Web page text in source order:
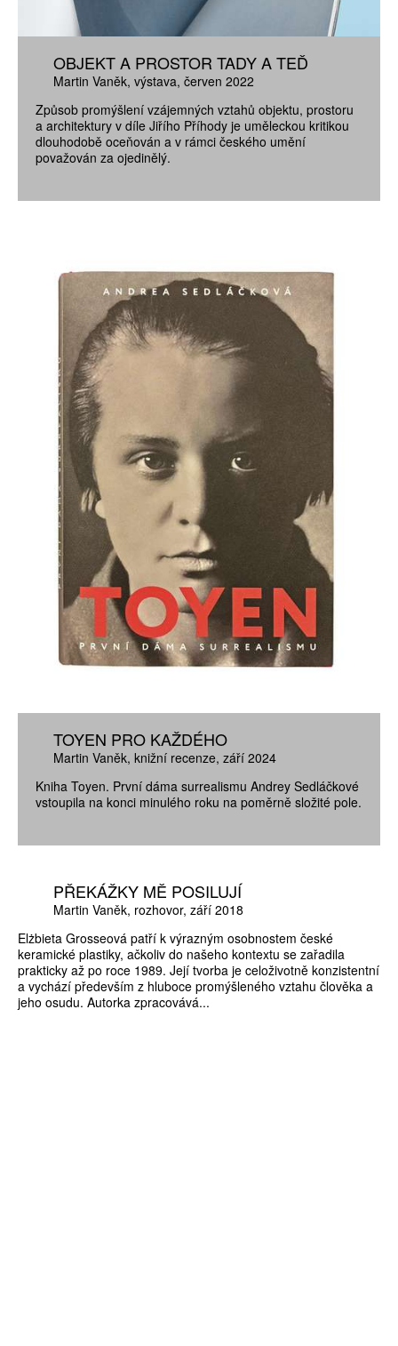
OBJEKT A PROSTOR TADY A TEĎ
Martin Vaněk výstava červen 2022
Způsob promýšlení vzájemných vztahů objektu, prostoru
a architektury v díle Jiřího Příhody je uměleckou kritikou
dlouhodobě oceňován a v rámci českého umění
považován za ojedinělý.
TOYEN PRO KAŽDÉHO
Martin Vaněk knižní recenze září 2024
Kniha Toyen. První dáma surrealismu Andrey Sedláčkové
vstoupila na konci minulého roku na poměrně složité pole.
PŘEKÁŽKY MĚ POSILUJÍ
Martin Vaněk rozhovor září 2018
Elżbieta Grosseová patří k výrazným osobnostem české
keramické plastiky, ačkoliv do našeho kontextu se zařadila
prakticky až po roce 1989. Její tvorba je celoživotně konzistentní
a vychází především z hluboce promýšleného vztahu člověka a
jeho osudu. Autorka zpracovává...